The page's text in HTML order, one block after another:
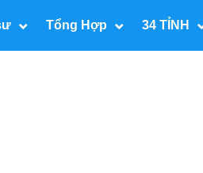
Tổng Hợp 34 TỈNH